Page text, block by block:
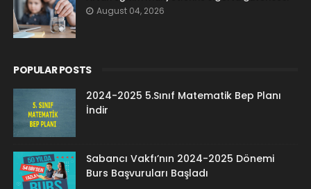
August 04, 2026
POPULAR POSTS
2024-2025 5.Sınıf Matematik Bep Planı
İndir
Sabancı Vakfı’nın 2024-2025 Dönemi
Burs Başvuruları Başladı